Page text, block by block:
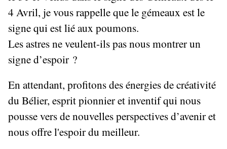
4 Avril, je vous rappelle que le gémeaux est le
signe qui est lié aux poumons.
Les astres ne veulent-ils pas nous montrer un
signe d’espoir ?
En attendant, profitons des énergies de créativité
du Bélier, esprit pionnier et inventif qui nous
pousse vers de nouvelles perspectives d’avenir et
nous offre l'espoir du meilleur.